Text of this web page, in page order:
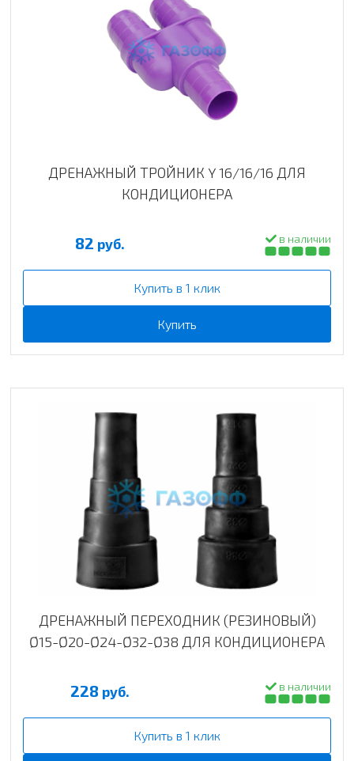
ДРЕНАЖНЫЙ ТРОЙНИК Y 16/16/16 ДЛЯ
КОНДИЦИОНЕРА
82 руб. в наличии
Купить в 1 клик
Купить
ДРЕНАЖНЫЙ ПЕРЕХОДНИК (РЕЗИНОВЫЙ)
Ø15-Ø20-Ø24-Ø32-Ø38 ДЛЯ КОНДИЦИОНЕРА
228 руб. в наличии
Купить в 1 клик